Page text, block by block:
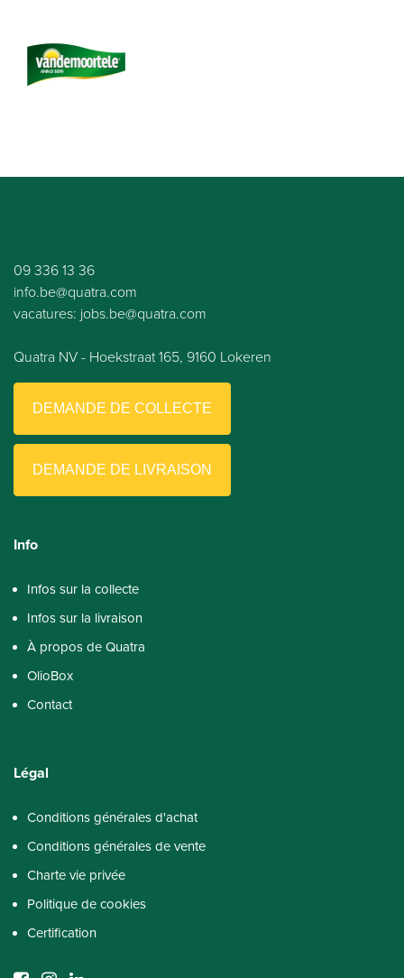
09 336 13 36
info.be@quatra.com
vacatures: jobs.be@quatra.com
Quatra NV - Hoekstraat 165, 9160 Lokeren
DEMANDE DE COLLECTE
DEMANDE DE LIVRAISON
Info
Infos sur la collecte
Infos sur la livraison
À propos de Quatra​
OlioBox
Contact
Légal
Conditions générales d'achat
Conditions générales de vente
Charte vie privée
Politique de cookies
Certification